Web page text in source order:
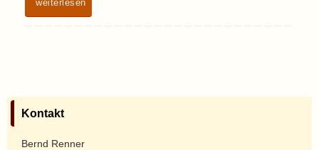
weiterlesen
Kontakt
Bernd Renner